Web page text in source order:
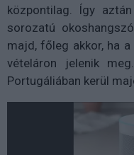
központilag. Így
sorozatú
majd, főleg akkor, ha
vételáron jelenik
Portugáliában kerül